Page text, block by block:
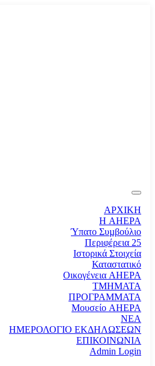
ΑΡΧΙΚΗ
Η AHEPA
Ύπατο Συµβούλιο
Περιφέρεια 25
Ιστορικά Στοιχεία
Καταστατικό
Οικογένεια AHEPA
ΤΜΗΜΑΤΑ
ΠΡΟΓΡΑΜΜΑΤΑ
Μουσείο AHEPA
ΝΕΑ
ΗΜΕΡΟΛΟΓΙΟ ΕΚΔΗΛΩΣΕΩΝ
ΕΠΙΚΟΙΝΩΝΙΑ
Admin Login